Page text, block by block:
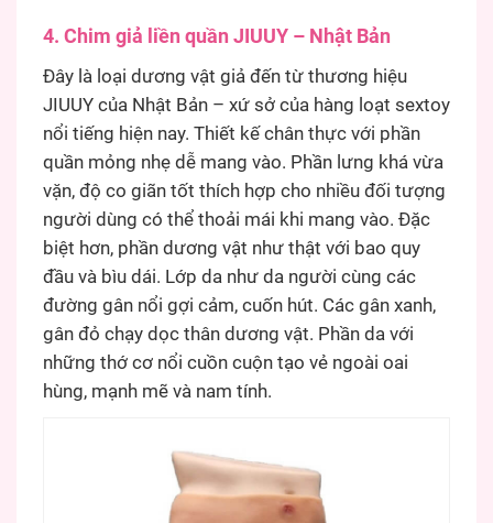
4. Chim giả liền quần JIUUY – Nhật Bản
Đây là loại dương vật giả đến từ thương hiệu
JIUUY của Nhật Bản – xứ sở của hàng loạt sextoy
nổi tiếng hiện nay. Thiết kế chân thực với phần
quần mỏng nhẹ dễ mang vào. Phần lưng khá vừa
vặn, độ co giãn tốt thích hợp cho nhiều đối tượng
người dùng có thể thoải mái khi mang vào. Đặc
biệt hơn, phần dương vật như thật với bao quy
đầu và bìu dái. Lớp da như da người cùng các
đường gân nổi gợi cảm, cuốn hút. Các gân xanh,
gân đỏ chạy dọc thân dương vật. Phần da với
những thớ cơ nổi cuồn cuộn tạo vẻ ngoài oai
hùng, mạnh mẽ và nam tính.